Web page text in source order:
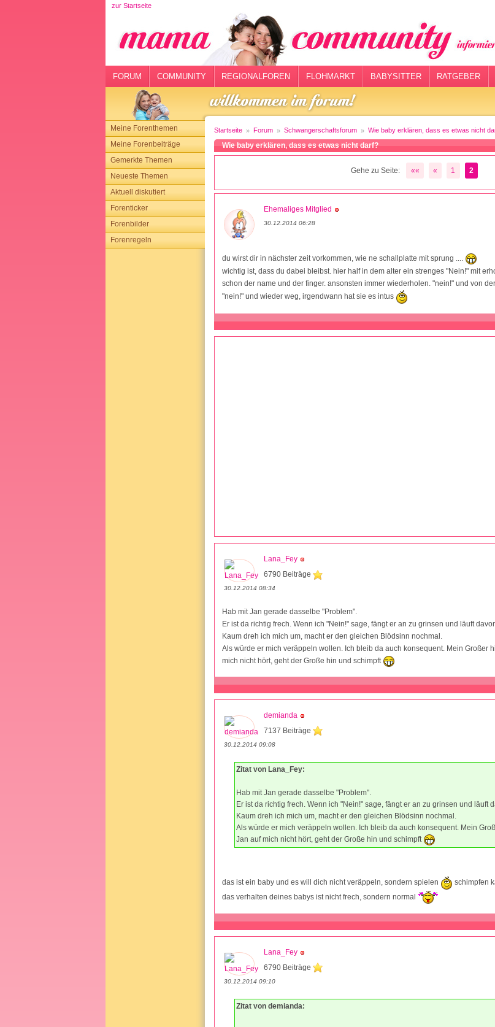
zur Startseite
FORUM COMMUNITY REGIONALFOREN FLOHMARKT BABYSITTER RATGEBER
Meine Forenthemen
Meine Forenbeiträge
Gemerkte Themen
Neueste Themen
Aktuell diskutiert
Forenticker
Forenbilder
Forenregeln
Startseite Forum Schwangerschaftsforum Wie baby erklären, dass es etwas nicht
Wie baby erklären, dass es etwas nicht darf?
Gehe zu Seite: «« « 1 2
Ehemaliges Mitglied
30.12.2014 06:28
du wirst dir in nächster zeit vorkommen, wie ne schallplatte mit sprung ....
wichtig ist, dass du dabei bleibst. hier half in dem alter ein strenges "Nein!" mit
schon der name und der finger. ansonsten immer wiederholen. "nein!" und von
"nein!" und wieder weg, irgendwann hat sie es intus
Lana_Fey
6790 Beiträge
30.12.2014 08:34
Hab mit Jan gerade dasselbe "Problem".
Er ist da richtig frech. Wenn ich "Nein!" sage, fängt er an zu grinsen und läuft
Kaum dreh ich mich um, macht er den gleichen Blödsinn nochmal.
Als würde er mich veräppeln wollen. Ich bleib da auch konsequent. Mein Großer
mich nicht hört, geht der Große hin und schimpft
demianda
7137 Beiträge
30.12.2014 09:08
Zitat von Lana_Fey:
Hab mit Jan gerade dasselbe "Problem".
Er ist da richtig frech. Wenn ich "Nein!" sage, fängt er an zu grinsen und läuft
Kaum dreh ich mich um, macht er den gleichen Blödsinn nochmal.
Als würde er mich veräppeln wollen. Ich bleib da auch konsequent. Mein
Jan auf mich nicht hört, geht der Große hin und schimpft
das ist ein baby und es will dich nicht veräppeln, sondern spielen
schimpfen
das verhalten deines babys ist nicht frech, sondern normal
Lana_Fey
6790 Beiträge
30.12.2014 09:10
Zitat von demianda: